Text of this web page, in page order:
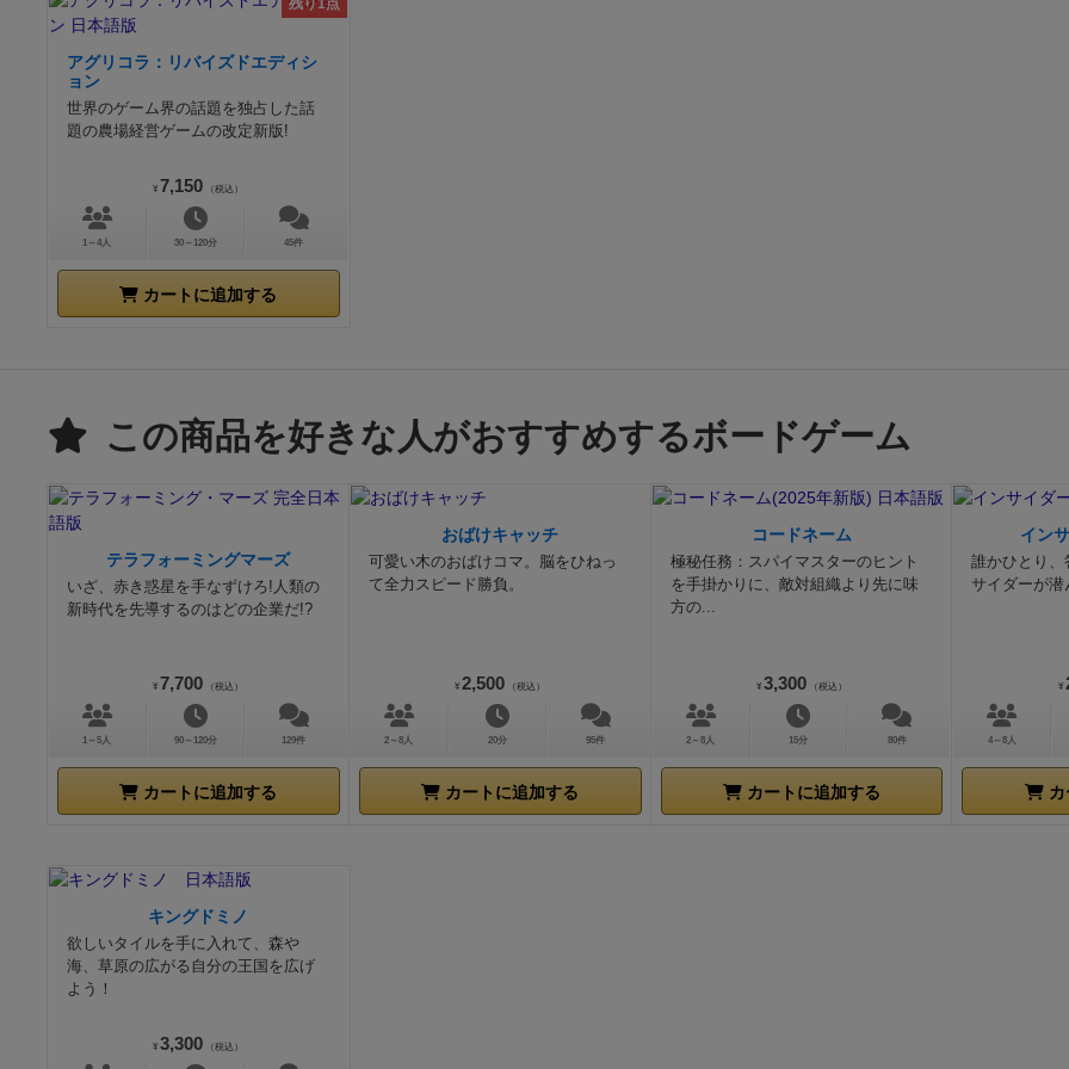
アグリコラ：リバイズドエディシ
ョン
世界のゲーム界の話題を独占した話
題の農場経営ゲームの改定新版!
¥ 7,150 （税込）
1～4人 30～120分 45件
カートに追加する
この商品を好きな人がおすすめするボードゲーム
テラフォーミングマーズ
いざ、赤き惑星を手なずけろ!人類の
新時代を先導するのはどの企業だ!?
¥ 7,700 （税込）
1～5人 90～120分 129件
カートに追加する
おばけキャッチ
可愛い木のおばけコマ。脳をひねっ
て全力スピード勝負。
¥ 2,500 （税込）
2～8人 20分 95件
カートに追加する
コードネーム
極秘任務：スパイマスターのヒント
を手掛かりに、敵対組織より先に味
方の...
¥ 3,300 （税込）
2～8人 15分 80件
カートに追加する
イン
誰かひとり
サイダーが
¥
4～8人
カ
キングドミノ
欲しいタイルを手に入れて、森や
海、草原の広がる自分の王国を広げ
よう！
¥ 3,300 （税込）